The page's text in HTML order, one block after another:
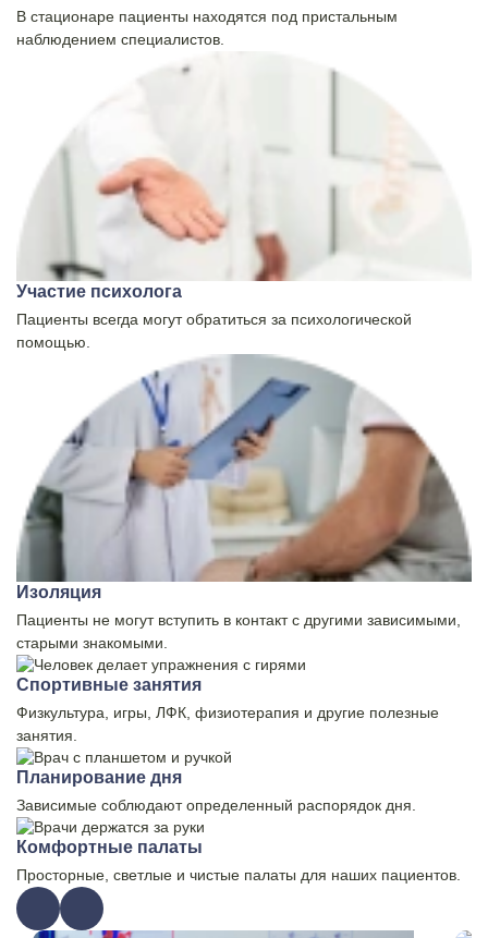
В стационаре пациенты находятся под пристальным
наблюдением специалистов.
Участие психолога
Пациенты всегда могут обратиться за психологической
помощью.
Изоляция
Пациенты не могут вступить в контакт с другими зависимыми,
старыми знакомыми.
Спортивные занятия
Физкультура, игры, ЛФК, физиотерапия и другие полезные
занятия.
Планирование дня
Зависимые соблюдают определенный распорядок дня.
Комфортные палаты
Просторные, светлые и чистые палаты для наших пациентов.